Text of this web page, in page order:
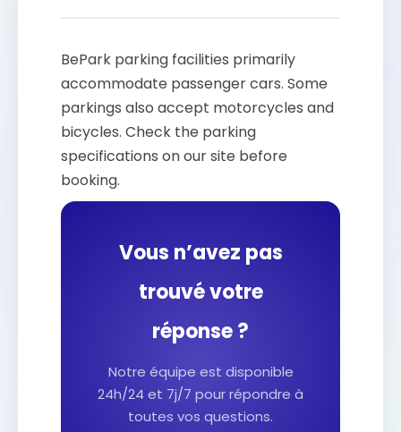
BePark parking facilities primarily
accommodate passenger cars. Some
parkings also accept motorcycles and
bicycles. Check the parking
specifications on our site before
booking.
Vous n’avez pas
trouvé votre
réponse ?
Notre équipe est disponible
24h/24 et 7j/7 pour répondre à
toutes vos questions.